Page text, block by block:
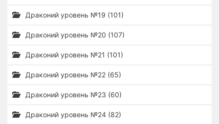
Драконий уровень №19 (101)
Драконий уровень №20 (107)
Драконий уровень №21 (101)
Драконий уровень №22 (65)
Драконий уровень №23 (60)
Драконий уровень №24 (82)